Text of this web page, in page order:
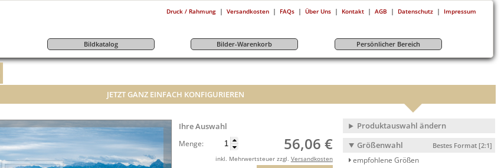
Druck / Rahmung | Versandkosten | FAQs | Über Uns | Kontakt | AGB | Datenschutz | Impressum
Bildkatalog Bilder-Warenkorb Persönlicher Bereich
JETZT GANZ EINFACH KONFIGURIEREN
Ihre Auswahl
Menge: 56,06 €
inkl. Mehrwertsteuer zzgl. Versandkosten
Produktauswahl ändern
Größenwahl
Bestes Format [2:1]
empfohlene Größen